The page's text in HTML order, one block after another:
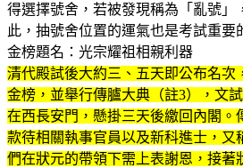
得選擇號舍，若被發現稱為「亂號」
此，抽號舍位置的運氣也是考試重要
金榜題名：光宗耀祖相親利器
清代殿試後大約三、五天即公布名次
金榜，並舉行傳臚大典（註3），文
在西長安門，懸掛三天後繳回內閣。
款待相關執事官員以及新科進士，又
們在狀元的帶領下需上表謝恩，接著